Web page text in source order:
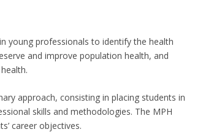
young professionals to identify the health
and improve population health, and
approach, consisting in placing students in
skills and methodologies. The MPH
career objectives.